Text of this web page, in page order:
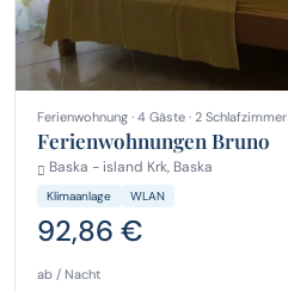
Ferienwohnung · 4 Gäste · 2 Schlafzimmer
Ferienwohnungen Bruno
Baska - island Krk, Baska
Klimaanlage WLAN
92,86 €
ab / Nacht